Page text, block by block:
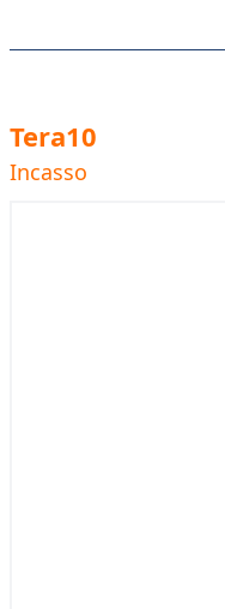
Tera10
Incasso